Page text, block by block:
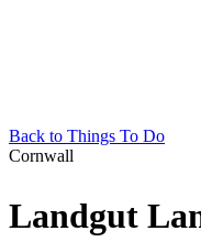
Back to Things To Do
Cornwall
Landgut